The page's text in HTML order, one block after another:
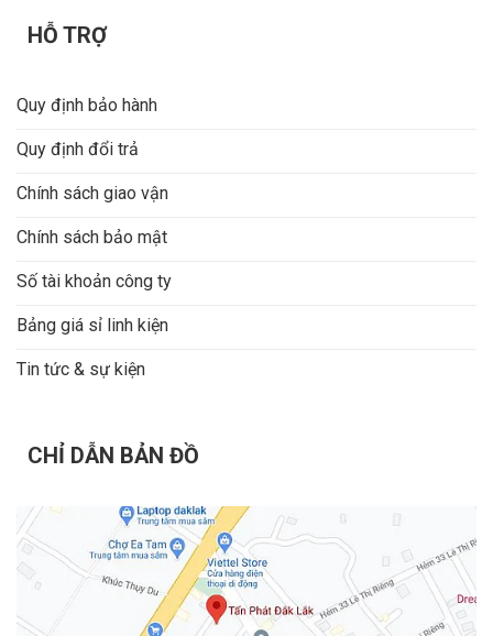
HỖ TRỢ
Quy định bảo hành
Quy định đổi trả
Chính sách giao vận
Chính sách bảo mật
Số tài khoản công ty
Bảng giá sỉ linh kiện
Tin tức & sự kiện
CHỈ DẪN BẢN ĐỒ